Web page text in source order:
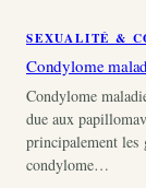
SEXUALITÉ &
Condylome
Condylome
due aux
principalement les
condylome…